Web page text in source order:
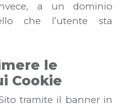
a un dominio
che l’utente sta
le
Cookie
tramite il banner in